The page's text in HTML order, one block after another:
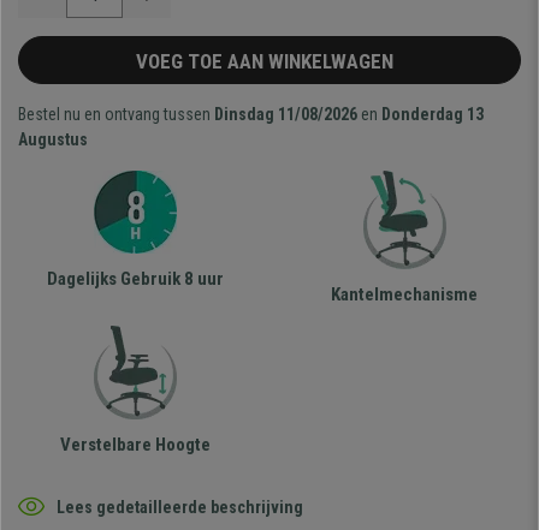
VOEG TOE AAN WINKELWAGEN
Bestel nu en ontvang tussen Dinsdag 11/08/2026 en Donderdag 13
Augustus
Dagelijks Gebruik 8 uur
Kantelmechanisme
Verstelbare Hoogte
Lees gedetailleerde beschrijving